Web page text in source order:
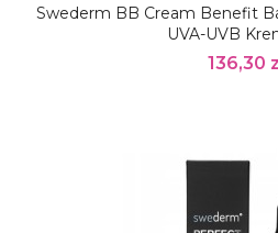
Swederm BB Cream Benefit
UVA-UVB
136,30